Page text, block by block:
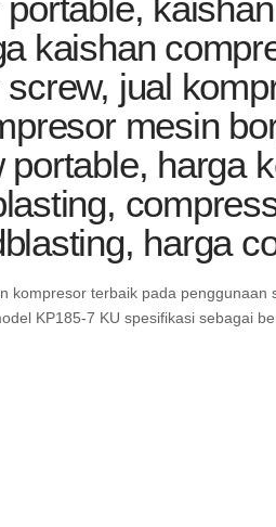
kaishan
jual
mesin
harga
harga
kompresor terbaik pada
KP185-7 KU spesifikasi sebagai